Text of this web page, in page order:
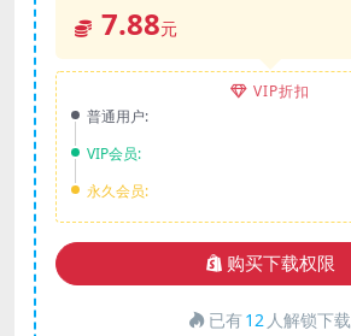
7.88元
VIP折扣
普通用户:
VIP会员:
永久会员:
购买下载权限
已有12 人解锁下载